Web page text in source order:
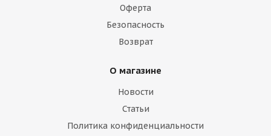
Оферта
Безопасность
Возврат
О магазине
Новости
Статьи
Политика конфиденциальности